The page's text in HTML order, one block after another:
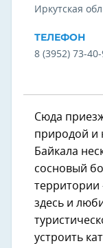
Иркутская
ТЕЛЕФОН
8 (3952) 73-
Сюда
природой и
Байкала
сосновый
территории
здесь и
устроить